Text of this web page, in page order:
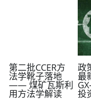
第二批CCER方
法学靴子落地
—— 煤矿瓦斯利
用方法学解读
政
最
投